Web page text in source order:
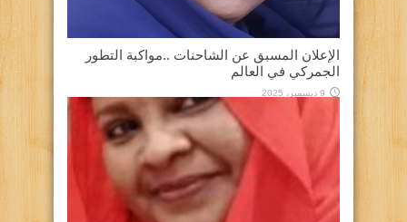
الإعلان المسبق عن الشاحنات ..مواكبة التطور
الجمركي في العالم
9 ديسمبر، 2025